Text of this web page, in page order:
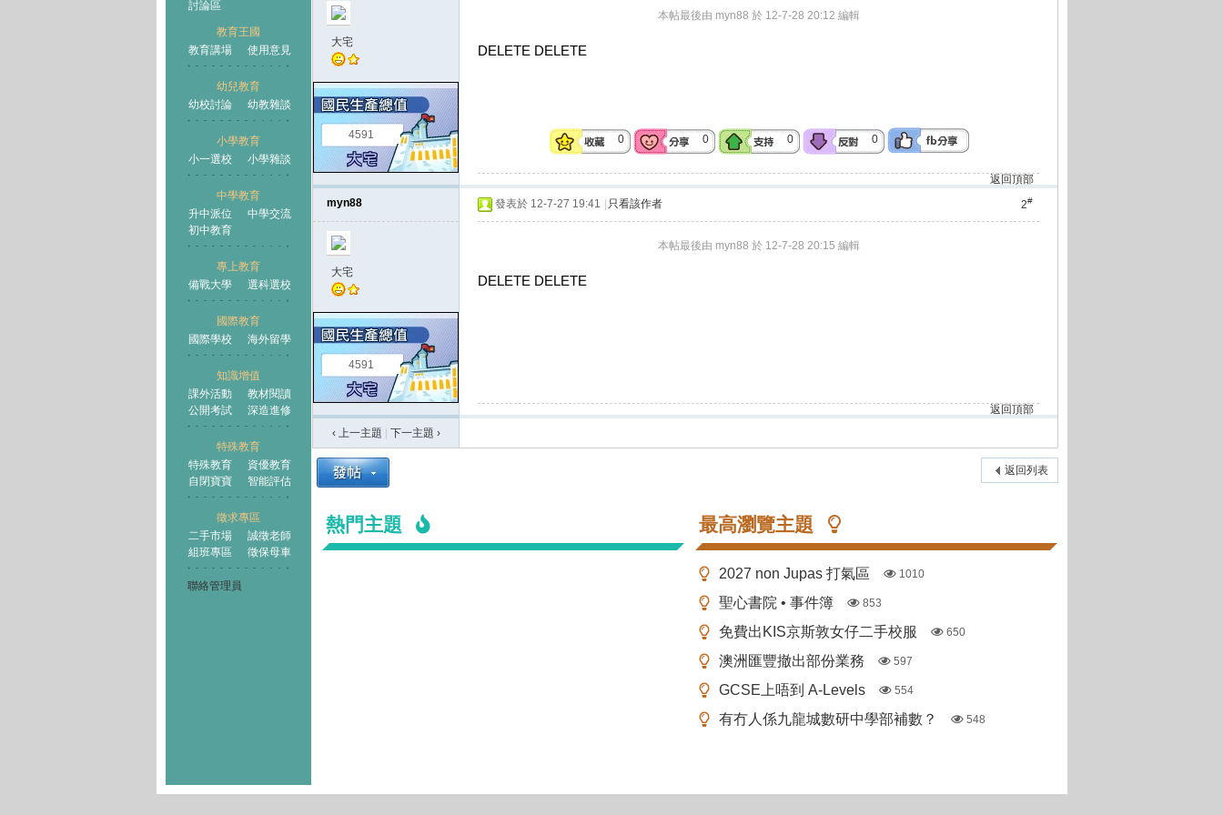
討論區
教育王國
教育講場
使用意見
幼兒教育
幼校討論
幼教雜談
小學教育
小一選校
小學雜談
中學教育
升中派位
中學交流
初中教育
專上教育
備戰大學
選科選校
國際教育
國際學校
海外留學
知識增值
課外活動
教材閱讀
公開考試
深造進修
特殊教育
特殊教育
資優教育
自閉寶寶
智能評估
徵求專區
二手市場
誠徵老師
組班專區
徵保母車
聯絡管理員
王國
大宅
4591
本帖最後由 myn88 於 12-7-28 20:12 編輯
DELETE DELETE
0 0 0 0
返回頂部
myn88
大宅
4591
2#
發表於 12-7-27 19:41 只看該作者
本帖最後由 myn88 於 12-7-28 20:15 編輯
DELETE DELETE
返回頂部
‹ 上一主題
下一主題 ›
返回列表
熱門主題 最高瀏覽主題
2027 non Jupas 打氣區 1010
聖心書院 • 事件簿 853
免費出KIS京斯敦女仔二手校服 650
澳洲匯豐撤出部份業務 597
GCSE上唔到 A-Levels 554
有冇人係九龍城數研中學部補數？ 548